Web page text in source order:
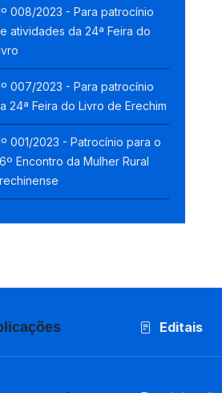
008/2023 - Para patrocínio
atividades da 24ª Feira do
007/2023 - Para patrocínio
24ª Feira do Livro de Erechim
001/2023 - Patrocínio para o
Encontro da Mulher Rural
Editais